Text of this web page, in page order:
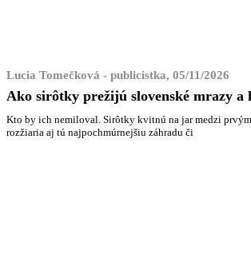
Lucia Tomečková - publicistka, 05/11/2026
Ako sirôtky prežijú slovenské mrazy
Kto by ich nemiloval. Sirôtky kvitnú na jar medzi
rozžiaria aj tú najpochmúrnejšiu záhradu či